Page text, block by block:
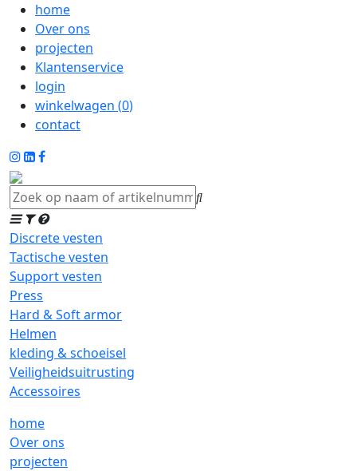
home
Over ons
projecten
Klantenservice
login
winkelwagen (0)
contact
Discrete vesten
Tactische vesten
Support vesten
Press
Hard & Soft armor
Helmen
kleding & schoeisel
Veiligheidsuitrusting
Accessoires
home
Over ons
projecten